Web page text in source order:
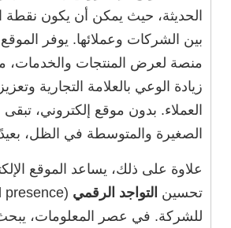
الحديثة، حيث يمكن أن يكون نقطة
بين الشركات وعملائها. يوفر الموقع
منصة لعرض المنتجات والخدمات،
زيادة الوعي بالعلامة التجارية
العملاء. بدون موقع إلكتروني،
الصغيرة والمتوسطة في الظل،
علاوة على ذلك، يساعد الموقع
تحسين التواجد الرقمي
للشركة. في عصر المعلومات،